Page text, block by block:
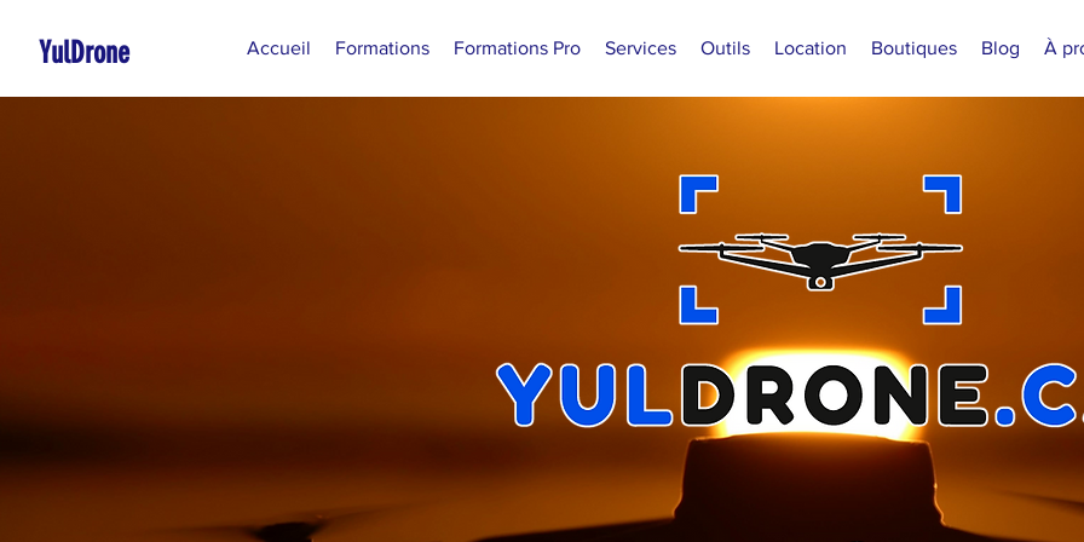
YulDrone Accueil Formations Formations Pro Services Outils Location Boutiques Blog À